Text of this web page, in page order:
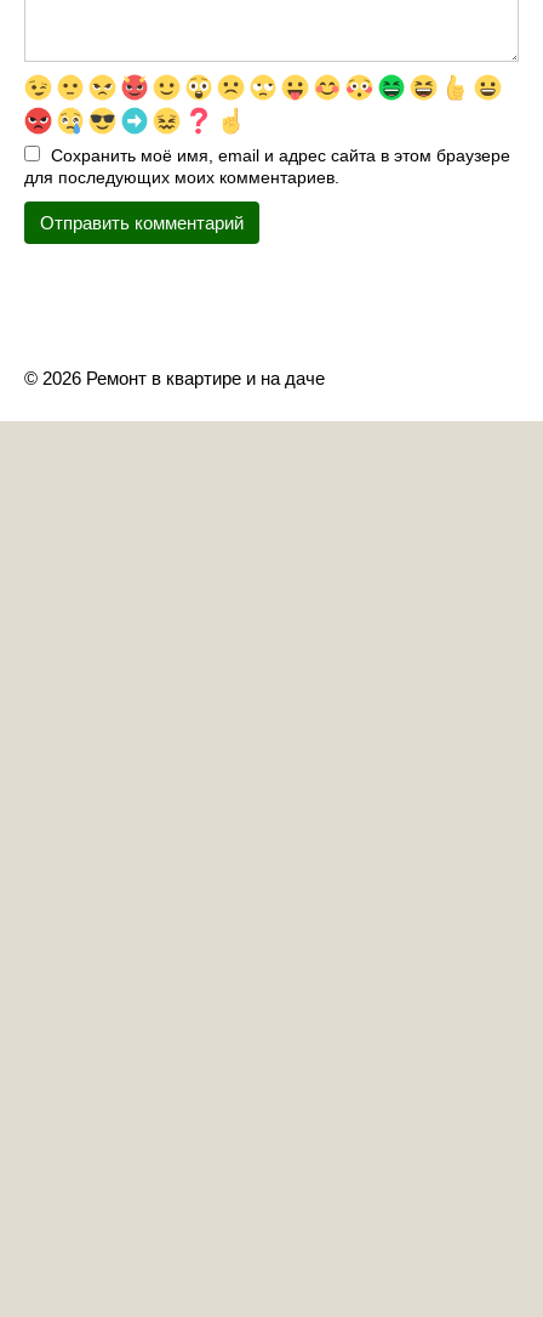
Сохранить моё имя, email и адрес сайта в этом браузере
для последующих моих комментариев.
© 2026 Ремонт в квартире и на даче